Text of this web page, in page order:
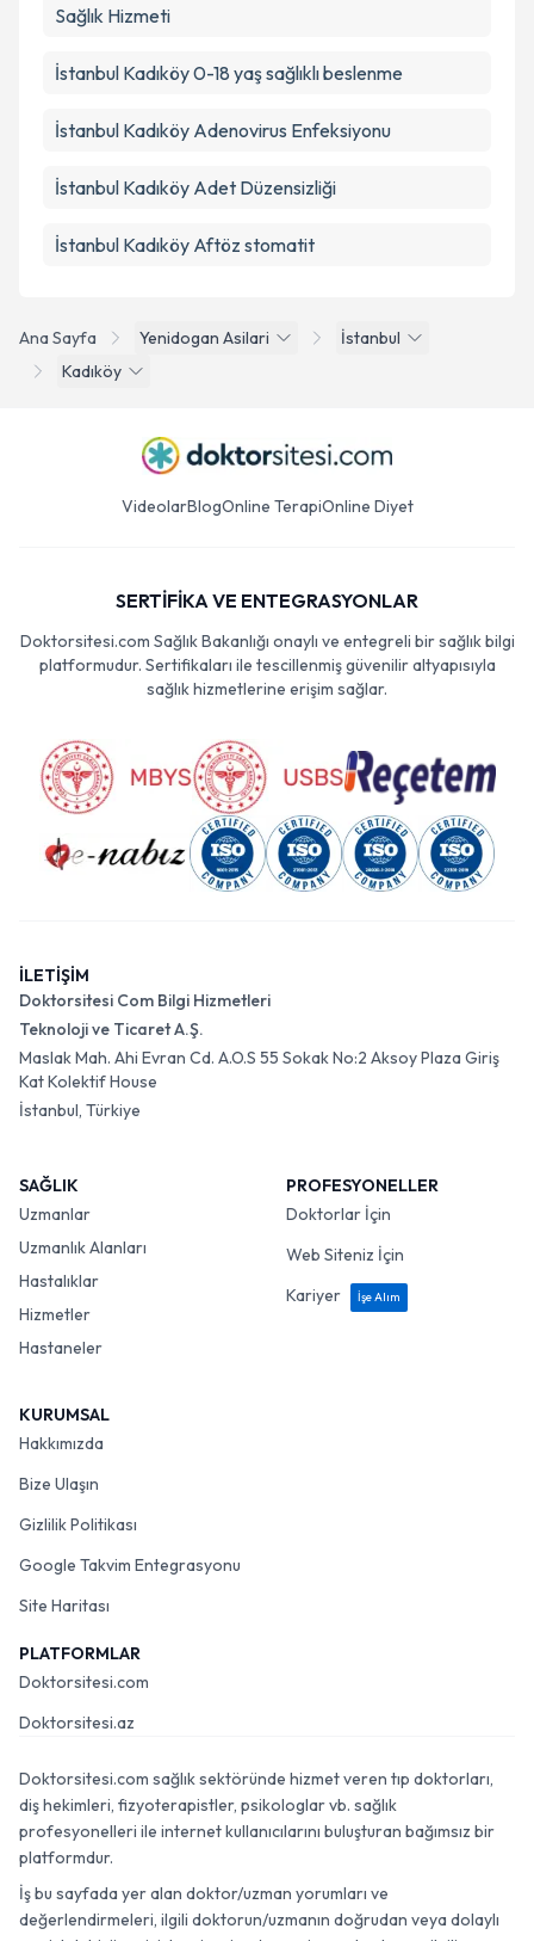
Ana Sayfa Yenidogan Asilari
İstanbul
Kadıköy
Sağlık Hizmeti
İstanbul Kadıköy 0-18 yaş sağlıklı beslenme
İstanbul Kadıköy Adenovirus Enfeksiyonu
İstanbul Kadıköy Adet Düzensizliği
İstanbul Kadıköy Aftöz stomatit
VideolarBlogOnline TerapiOnline Diyet
SERTİFİKA VE ENTEGRASYONLAR
Doktorsitesi.com Sağlık Bakanlığı onaylı ve entegreli bir sağlık bilgi
platformudur. Sertifikaları ile tescillenmiş güvenilir altyapısıyla
sağlık hizmetlerine erişim sağlar.
İLETİŞİM
Doktorsitesi Com Bilgi Hizmetleri
Teknoloji ve Ticaret A.Ş.
Maslak Mah. Ahi Evran Cd. A.O.S 55 Sokak No:2 Aksoy Plaza Giriş
Kat Kolektif House
İstanbul, Türkiye
SAĞLIK
Uzmanlar
Uzmanlık Alanları
Hastalıklar
Hizmetler
Hastaneler
PROFESYONELLER
Doktorlar İçin
Web Siteniz İçin
Kariyer
İşe Alım
KURUMSAL
Hakkımızda
Bize Ulaşın
Gizlilik Politikası
Google Takvim Entegrasyonu
Site Haritası
PLATFORMLAR
Doktorsitesi.com
Doktorsitesi.az
Doktorsitesi.com sağlık sektöründe hizmet veren tıp doktorları,
diş hekimleri, fizyoterapistler, psikologlar vb. sağlık
profesyonelleri ile internet kullanıcılarını buluşturan bağımsız bir
platformdur.
İş bu sayfada yer alan doktor/uzman yorumları ve
değerlendirmeleri, ilgili doktorun/uzmanın doğrudan veya dolaylı